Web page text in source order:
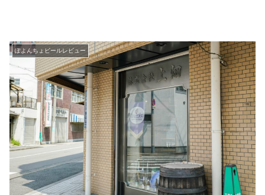
ぽよんちょビールレビュー